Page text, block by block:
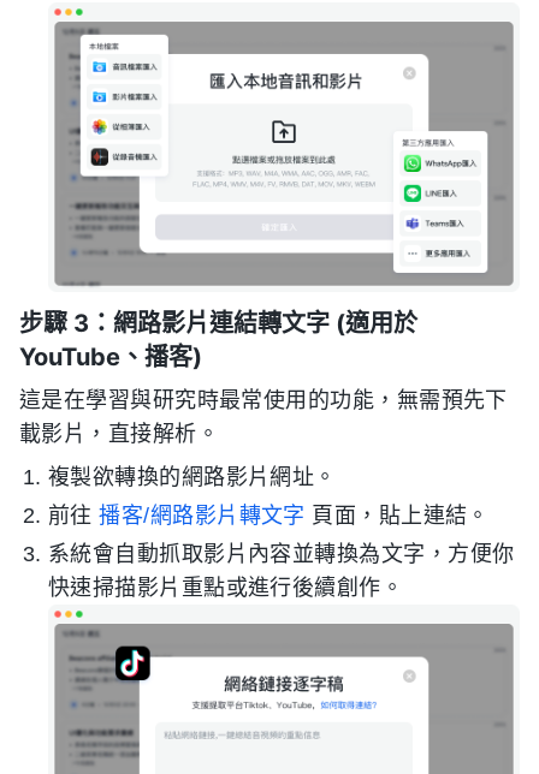
步驟 3：網路影片連結轉文字 (適用於
YouTube、播客)
這是在學習與研究時最常使用的功能，無需預先下
載影片，直接解析。
複製欲轉換的網路影片網址。
前往播客/網路影片轉文字 頁面，貼上連結。
系統會自動抓取影片內容並轉換為文字，方便你
快速掃描影片重點或進行後續創作。